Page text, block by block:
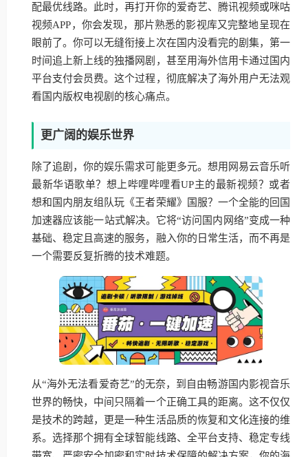
配最优线路。此时，再打开你的爱奇艺、腾讯视频或咪咕
视频APP，你会发现，那片熟悉的影视库又完整地呈现在
眼前了。你可以无缝衔接上次在国内没看完的剧集，第一
时间追上新上线的独播网剧，甚至用海外信用卡通过国内
平台支付会员费。这个过程，彻底解决了海外用户无法观
看国内版权电视剧的核心痛点。
更广阔的娱乐世界
除了追剧，你的娱乐需求可能更多元。想用网易云音乐听
最新华语歌单？想上哔哩哔哩看UP主的最新视频？或者
想和国内朋友组队玩《王者荣耀》国服？一个全能的回国
加速器应该能一站式解决。它将“访问国内网络”变成一种
基础、稳定且高速的服务，融入你的日常生活，而不再是
一个需要反复折腾的技术难题。
从“海外无法看爱奇艺”的无奈，到自由畅游国内影视音乐
世界的畅快，中间只隔着一个正确工具的距离。这不仅仅
是技术的跨越，更是一种生活品质的恢复和文化连接的维
系。选择那个拥有全球智能线路、全平台支持、稳定专线